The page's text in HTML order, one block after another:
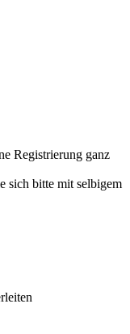
Registrierung ganz
sich bitte mit selbigem